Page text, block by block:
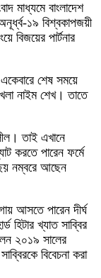
মাধ্যমে বাংলাদেশ
১৯ বিশ্বকাপজয়ী
বিজয়ের পার্টনার
শেষ সময়ে
নাইম শেখ। তাতে
তাই এখানে
করতে পারেন ফর্মে
নম্বরে আছেন
আসতে পারেন দীর্ঘ
হিটার খ্যাত সাব্বির
২০১৯ সালের
বিবেচনা করা